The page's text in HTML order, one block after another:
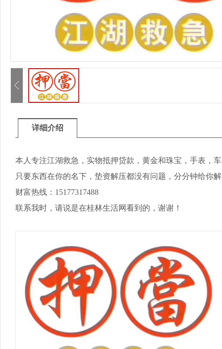
详细介绍
本人专注江湖救急，实物抵押贷款，黄金和珠宝，手表，
只要东西在你的名下，垫资解压都没有问题，分分钟给你
财富热线：15177317488
联系我时，请说是在桂林生活网看到的，谢谢！